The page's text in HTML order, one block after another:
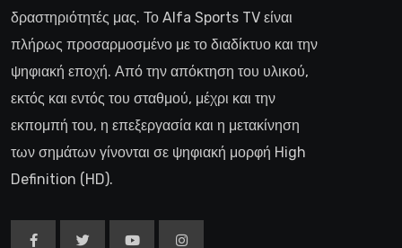
δραστηριότητές μας. Το Alfa Sports TV είναι
πλήρως προσαρμοσμένο με το διαδίκτυο και την
ψηφιακή εποχή. Από την απόκτηση του υλικού,
εκτός και εντός του σταθμού, μέχρι και την
εκπομπή του, η επεξεργασία και η μετακίνηση
των σημάτων γίνονται σε ψηφιακή μορφή High
Definition (HD).